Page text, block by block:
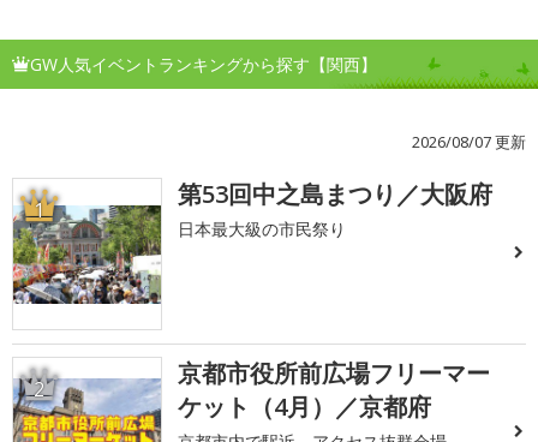
GW人気イベントランキングから探す【関西】
2026/08/07 更新
1 第53回中之島まつり／大阪府
日本最大級の市民祭り
2
京都市役所前広場フリーマー
ケット（4月）／京都府